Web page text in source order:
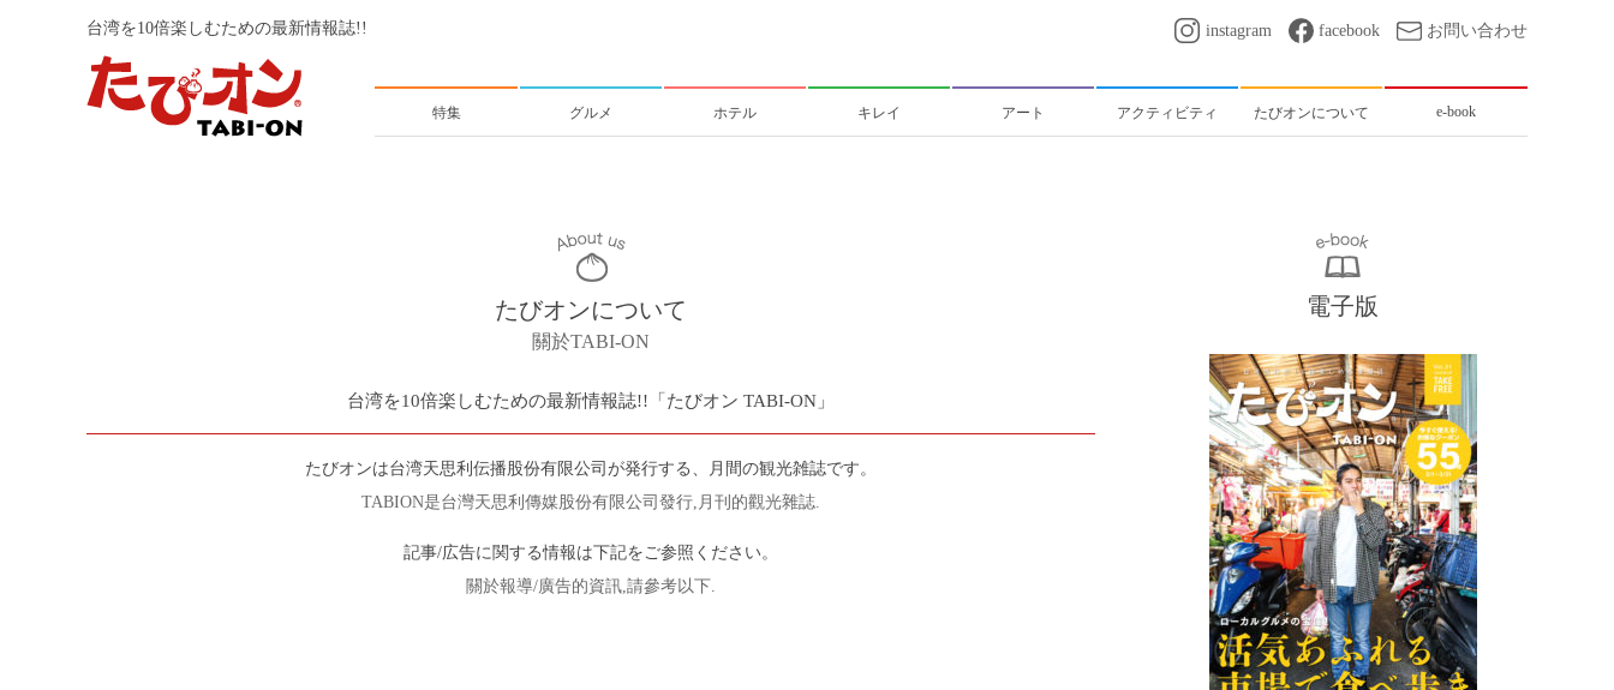
台湾を10倍楽しむための最新情報誌!! instagram facebook お問い合わせ
特集 グルメ ホテル キレイ アート アクティビティ たびオンについて e-book
たびオンについて
關於TABI-ON
台湾を10倍楽しむための最新情報誌!!「たびオン TABI-ON」
たびオンは台湾天思利伝播股份有限公司が発行する、月間の観光雑誌です。
TABION是台灣天思利傳媒股份有限公司發行,月刊的觀光雜誌.
記事/広告に関する情報は下記をご参照ください。
關於報導/廣告的資訊,請參考以下.
電子版